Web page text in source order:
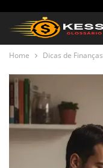
Home Dicas de Finanças